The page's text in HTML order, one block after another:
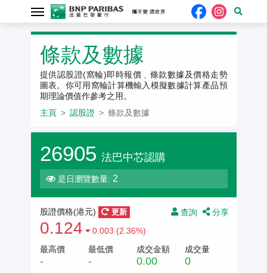
認股證
條款及數據
提供認股證(窩輪)即時報價﹑條款數據及價格走勢
圖表。你可用窩輪計算機輸入模擬數據計算產品預
期理論價值作參考之用。
主頁
認股證 條款及數據
26905 法巴中芯認購
是日瀏覽數量: 2
查詢 分享
股證價格(港元) 更新
0.124
0.003 (2.36%)
最高價
-
最低價
-
成交金額
0.00
成交量
0